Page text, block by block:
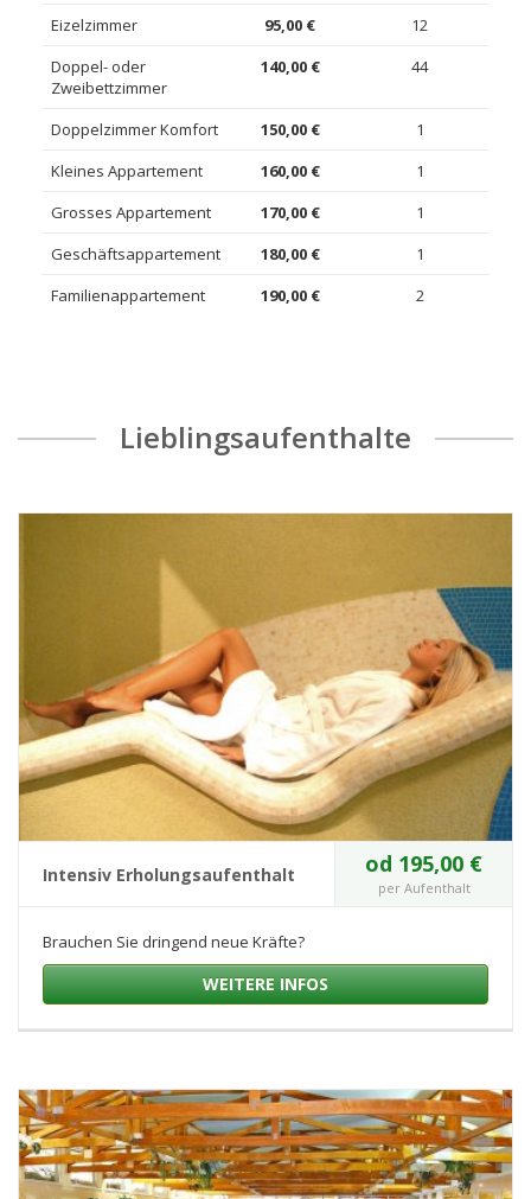
Eizelzimmer 95,00 €
12
Doppel- oder
Zweibettzimmer
140,00 € 44
Doppelzimmer Komfort 150,00 €
1
Kleines Appartement
160,00 €
1
Grosses Appartement
170,00 €
1
Geschäftsappartement
180,00 €
1
Familienappartement
190,00 € 2
Lieblingsaufenthalte
Intensiv Erholungsaufenthalt od 195,00 €
per Aufenthalt
Brauchen Sie dringend neue Kräfte?
WEITERE INFOS